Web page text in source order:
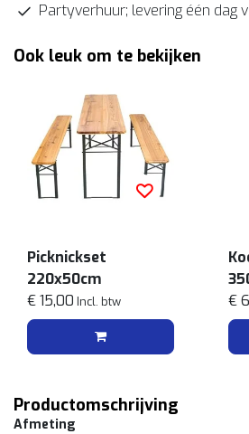
Partyverhuur; levering één dag
Ook leuk om te bekijken
Picknickset
220x50cm
€ 15,00 Incl. btw
€
Productomschrijving
Afmeting